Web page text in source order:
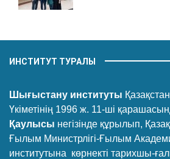
ИНСТИТУТ ТУРАЛЫ
Шығыстану институты
Үкіметінің 1996 ж. 11-ші
Қаулысы негізінде құрылып,
Ғылым Министрлігі-Ғылым
институтына көрнекті тарихшы-